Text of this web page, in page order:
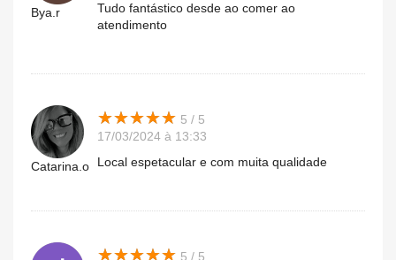
Bya.r
Tudo fantástico desde ao comer ao
atendimento
Catarina.o
★★★★★
★★★★★ 5 / 5
17/03/2024 à 13:33
Local espetacular e com muita qualidade
★★★★★
★★★★★ 5 / 5